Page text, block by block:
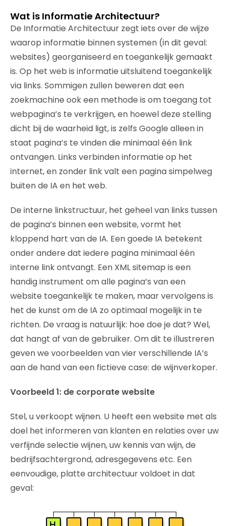
Wat is Informatie Architectuur?
De Informatie Architectuur zegt iets over de wijze
waarop informatie binnen systemen (in dit geval:
websites) georganiseerd en toegankelijk gemaakt
is. Op het web is informatie uitsluitend toegankelijk
via links. Sommigen zullen beweren dat een
zoekmachine ook een methode is om toegang tot
webpagina’s te verkrijgen, en hoewel deze stelling
dicht bij de waarheid ligt, is zelfs Google alleen in
staat pagina’s te vinden die minimaal één link
ontvangen. Links verbinden informatie op het
internet, en zonder link valt een pagina simpelweg
buiten de IA en het web.
De interne linkstructuur, het geheel van links tussen
de pagina’s binnen een website, vormt het
kloppend hart van de IA. Een goede IA betekent
onder andere dat iedere pagina minimaal één
interne link ontvangt. Een XML sitemap is een
handig instrument om alle pagina’s van een
website toegankelijk te maken, maar vervolgens is
het de kunst om de IA zo optimaal mogelijk in te
richten. De vraag is natuurlijk: hoe doe je dat? Wel,
dat hangt af van de gebruiker. Om dit te illustreren
geven we voorbeelden van vier verschillende IA’s
aan de hand van een fictieve case: de wijnverkoper.
Voorbeeld 1: de corporate website
Stel, u verkoopt wijnen. U heeft een website met als
doel het informeren van klanten en relaties over uw
verfijnde selectie wijnen, uw kennis van wijn, de
bedrijfsachtergrond, adresgegevens etc. Een
eenvoudige, platte architectuur voldoet in dat
geval: